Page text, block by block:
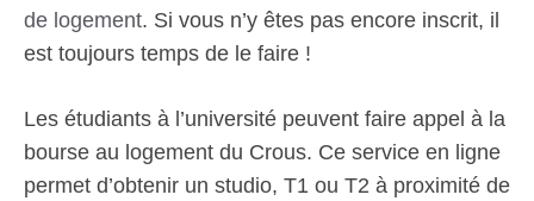
de logement. Si vous n’y êtes pas encore inscrit, il
est toujours temps de le faire !
Les étudiants à l’université peuvent faire appel à la
bourse au logement du Crous. Ce service en ligne
permet d’obtenir un studio, T1 ou T2 à proximité de